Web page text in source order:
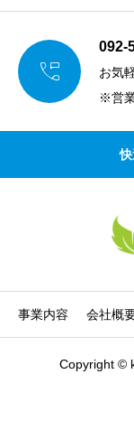

092-
お気
※営
事業内容 会社概
Copyright ©